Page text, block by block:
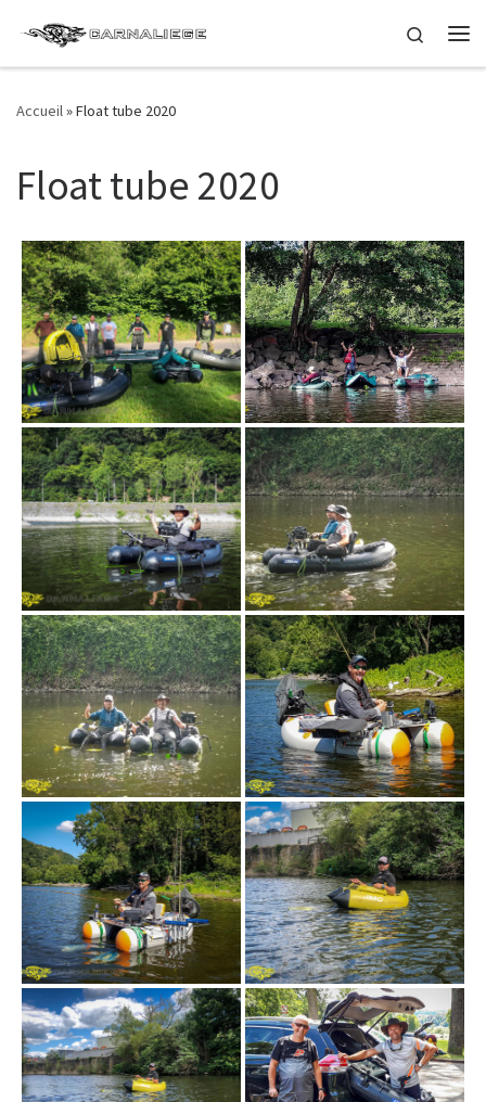
Passer au contenu
Search
Accueil»Float tube 2020
Float tube 2020